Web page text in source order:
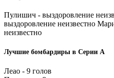
Пулишич - выздоровление
выздоровление неизвестно
неизвестно
Лучшие бомбардиры в Серии А
Леао - 9 голов